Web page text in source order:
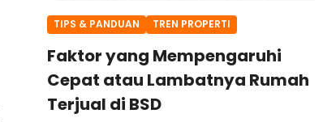
TIPS & PANDUAN TREN PROPERTI
Faktor yang Mempengaruhi
Cepat atau Lambatnya Rumah
Terjual di BSD